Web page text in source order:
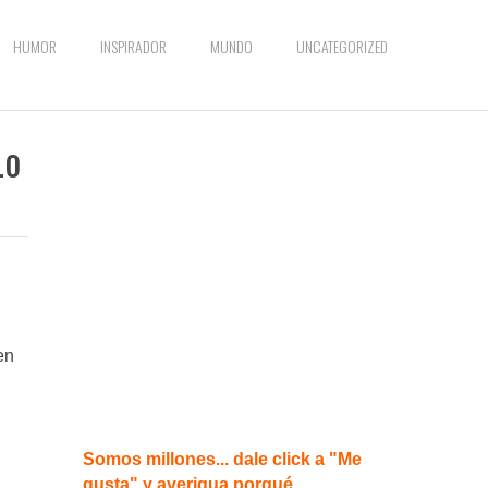
HUMOR INSPIRADOR MUNDO UNCATEGORIZED
Somos millones... dale click a "Me
gusta" y averigua porqué